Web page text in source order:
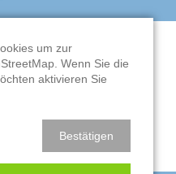
eine E-Mail.
um zur
Wenn Sie die
aktivieren Sie
Bestätigen